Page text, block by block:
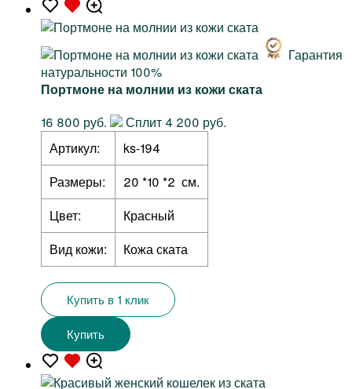
Гарантия
натуральности 100%
Портмоне на молнии из кожи ската
16 800 руб.
Сплит 4 200 руб.
Артикул:
ks-194
Размеры:
20 *10 *2 см.
Цвет:
Красный
Вид кожи:
Кожа ската
Купить в 1 клик
Купить